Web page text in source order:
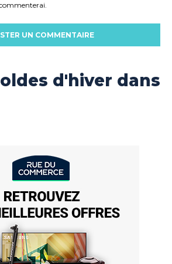
d'hiver dans